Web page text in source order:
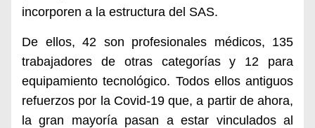
incorporen a la estructura del SAS.
De ellos, 42 son profesionales médicos, 135
trabajadores de otras categorías y 12 para
equipamiento tecnológico. Todos ellos antiguos
refuerzos por la Covid-19 que, a partir de ahora,
la gran mayoría pasan a estar vinculados al